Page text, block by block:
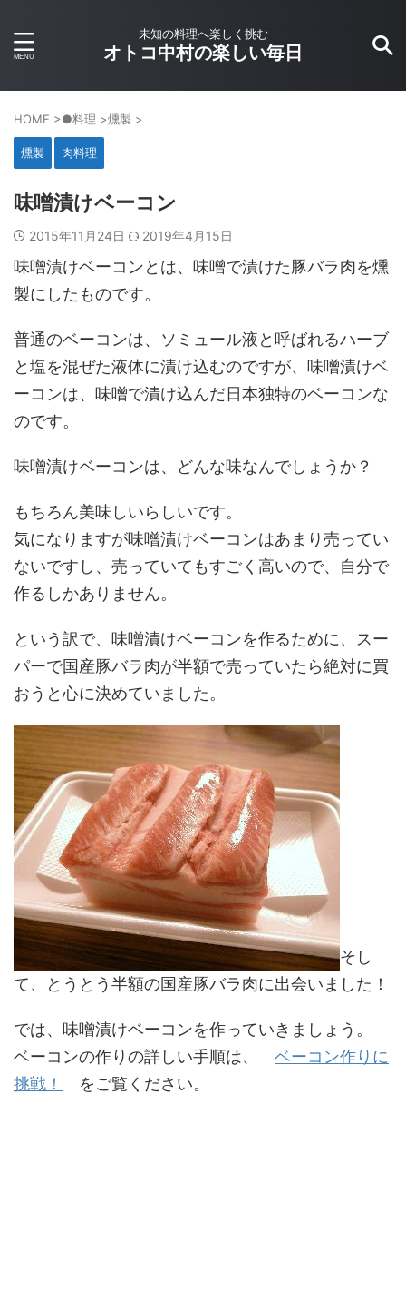
未知の料理へ楽しく挑む
オトコ中村の楽しい毎日
HOME >●料理 >燻製 >
燻製 肉料理
味噌漬けベーコン
2015年11月24日 2019年4月15日
味噌漬けベーコンとは、味噌で漬けた豚バラ肉を燻
製にしたものです。
普通のベーコンは、ソミュール液と呼ばれるハーブ
と塩を混ぜた液体に漬け込むのですが、味噌漬けベ
ーコンは、味噌で漬け込んだ日本独特のベーコンな
のです。
味噌漬けベーコンは、どんな味なんでしょうか？
もちろん美味しいらしいです。
気になりますが味噌漬けベーコンはあまり売ってい
ないですし、売っていてもすごく高いので、自分で
作るしかありません。
という訳で、味噌漬けベーコンを作るために、スー
パーで国産豚バラ肉が半額で売っていたら絶対に買
おうと心に決めていました。
そし
て、とうとう半額の国産豚バラ肉に出会いました！
では、味噌漬けベーコンを作っていきましょう。
ベーコンの作りの詳しい手順は、 ベーコン作りに
挑戦！
をご覧ください。